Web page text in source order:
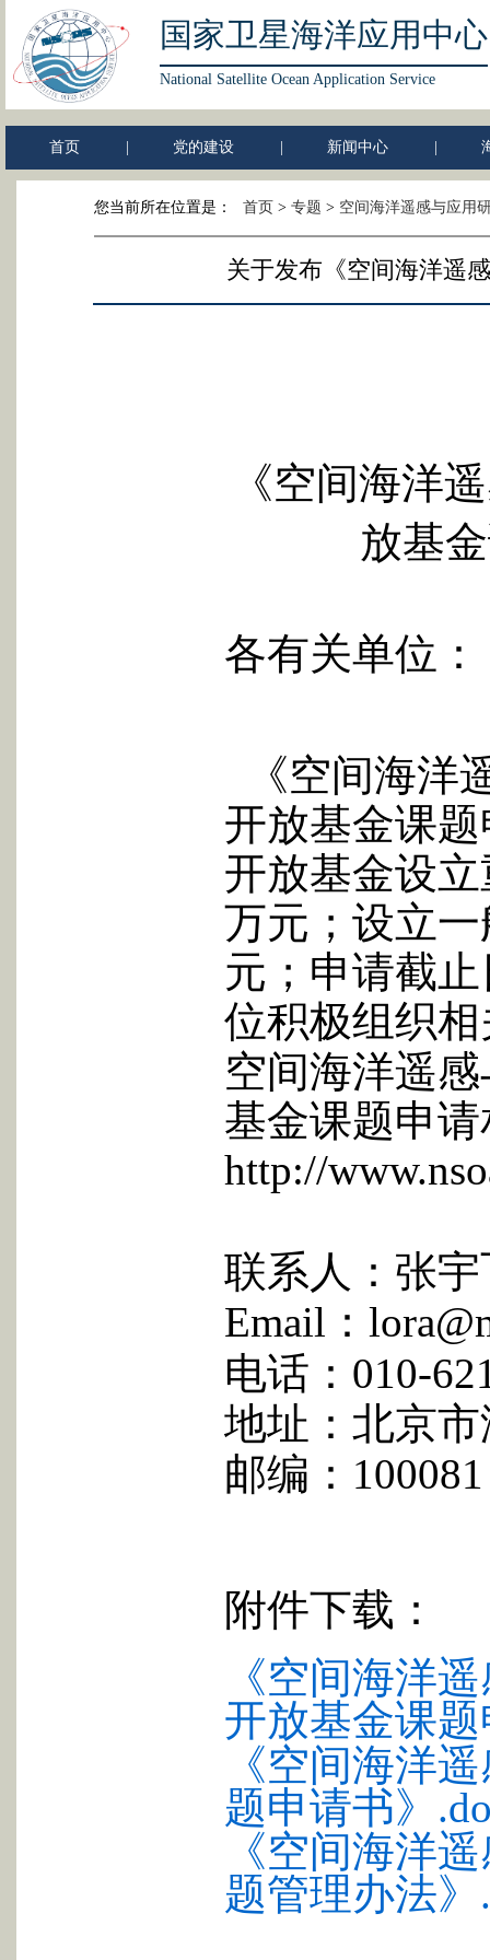
国家卫星海洋应用中心
National Satellite Ocean Application Service
首页 党的建设 新闻中心
您当前所在位置是： 首页 > 专题 > 空间海洋遥感与应用
关于发布《空间海洋遥
《空间海洋
放基
各有关单位：
《空间海洋
开放基金课
开放基金设
万元；设立
元 ； 申请截
位积极组织
空间海洋遥
基金课题申
http://
联系人：张宇
Email ：
电话： 010-
地址：北京
邮编： 100081
附件下载：
《空间海洋
开放基金课
《空间海洋
题申请书》
《空间海洋
题管理办法》